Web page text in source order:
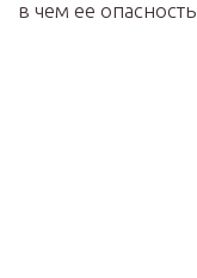
в чем ее